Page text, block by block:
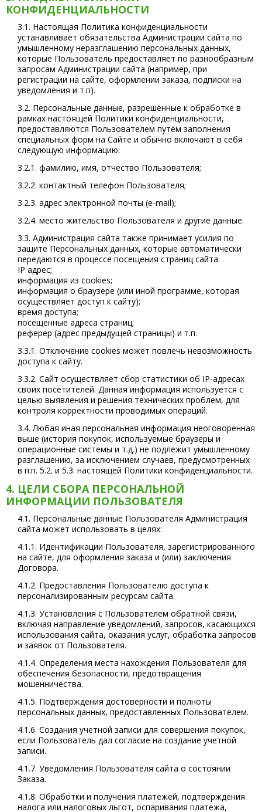
КОНФИДЕНЦИАЛЬНОСТИ
3.1. Настоящая Политика конфиденциальности
устанавливает обязательства Администрации сайта по
умышленному неразглашению персональных данных,
которые Пользователь предоставляет по разнообразным
запросам Администрации сайта (например, при
регистрации на сайте, оформлении заказа, подписки на
уведомления и т.п).
3.2. Персональные данные, разрешённые к обработке в
рамках настоящей Политики конфиденциальности,
предоставляются Пользователем путём заполнения
специальных форм на Сайте и обычно включают в себя
следующую информацию:
3.2.1. фамилию, имя, отчество Пользователя;
3.2.2. контактный телефон Пользователя;
3.2.3. адрес электронной почты (e-mail);
3.2.4. место жительство Пользователя и другие данные.
3.3. Администрация сайта также принимает усилия по
защите Персональных данных, которые автоматически
передаются в процессе посещения страниц сайта:
IP адрес;
информация из cookies;
информация о браузере (или иной программе, которая
осуществляет доступ к сайту);
время доступа;
посещенные адреса страниц;
реферер (адрес предыдущей страницы) и т.п.
3.3.1. Отключение cookies может повлечь невозможность
доступа к сайту.
3.3.2. Сайт осуществляет сбор статистики об IP-адресах
своих посетителей. Данная информация используется с
целью выявления и решения технических проблем, для
контроля корректности проводимых операций.
3.4. Любая иная персональная информация неоговоренная
выше (история покупок, используемые браузеры и
операционные системы и т.д.) не подлежит умышленному
разглашению, за исключением случаев, предусмотренных
в п.п. 5.2. и 5.3. настоящей Политики конфиденциальности.
4. ЦЕЛИ СБОРА ПЕРСОНАЛЬНОЙ
ИНФОРМАЦИИ ПОЛЬЗОВАТЕЛЯ
4.1. Персональные данные Пользователя Администрация
сайта может использовать в целях:
4.1.1. Идентификации Пользователя, зарегистрированного
на сайте, для оформления заказа и (или) заключения
Договора.
4.1.2. Предоставления Пользователю доступа к
персонализированным ресурсам сайта.
4.1.3. Установления с Пользователем обратной связи,
включая направление уведомлений, запросов, касающихся
использования сайта, оказания услуг, обработка запросов
и заявок от Пользователя.
4.1.4. Определения места нахождения Пользователя для
обеспечения безопасности, предотвращения
мошенничества.
4.1.5. Подтверждения достоверности и полноты
персональных данных, предоставленных Пользователем.
4.1.6. Создания учетной записи для совершения покупок,
если Пользователь дал согласие на создание учетной
записи.
4.1.7. Уведомления Пользователя сайта о состоянии
Заказа.
4.1.8. Обработки и получения платежей, подтверждения
налога или налоговых льгот, оспаривания платежа,